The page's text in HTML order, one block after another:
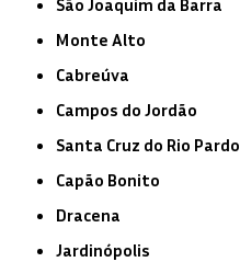
Monte Alto
Cabreúva
Campos do Jordão
Santa Cruz do Rio Pardo
Capão Bonito
Dracena
Jardinópolis